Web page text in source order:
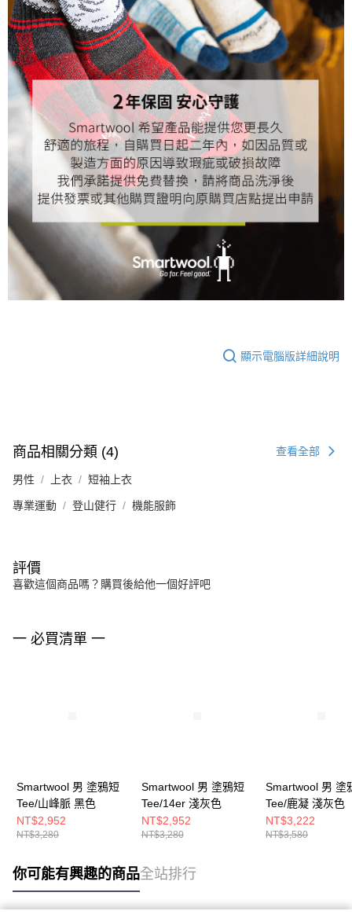
顯示電腦版詳細說明
商品相關分類 (4) 查看全部
男性 上衣 短袖上衣
專業運動 登山健行 機能服飾
評價
喜歡這個商品嗎？購買後給他一個好評吧
一 必買清單 一
Smartwool 男 塗鴉短
Tee/山峰脈 黑色
NT$2,952
NT$3,280
Smartwool 男 塗鴉短
Tee/14er 淺灰色
NT$2,952
NT$3,280
Smartwool 男 塗
Tee/鹿凝 淺灰色
NT$3,222
NT$3,580
你可能有興趣的商品全站排行